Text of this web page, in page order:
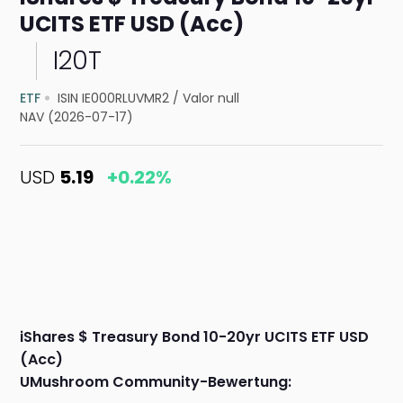
UCITS ETF USD (Acc)
I20T
ETF ISIN IE000RLUVMR2 /Valor null
NAV (2026-07-17)
USD 5.19 +0.22%
iShares $ Treasury Bond 10-20yr UCITS ETF USD
(Acc)
UMushroom Community-Bewertung: